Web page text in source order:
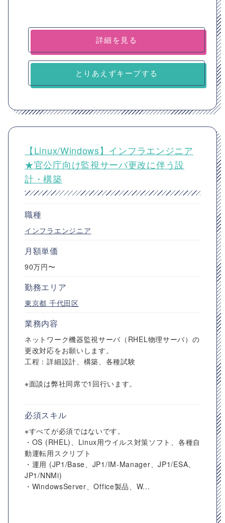
詳細を見る
とりあえずキープする
【Linux/Windows】インフラエンジニア
★官公庁向け監視サーバ更改に伴う設
計・構築
職種
インフラエンジニア
月額単価
90万円〜
勤務エリア
東京都 千代田区
業務内容
ネットワーク機器監視サーバ（RHEL物理サーバ）の
更改対応をお願いします。
工程：詳細設計、構築、各種試験
※面談は弊社同席で1回行います。
必須スキル
※すべてが必須ではないです。
・OS (RHEL)、Linux用ウイルス対策ソフト、各種自
動運転用スクリプト
・運用 (JP1/Base、JP1/IM-Manager、JP1/ESA、
JP1/NNMi)
・WindowsServer、Office製品、W...